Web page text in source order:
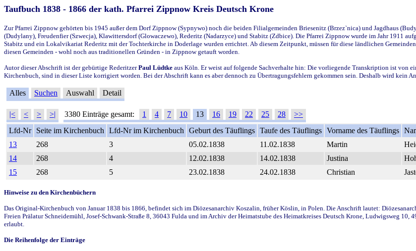
Taufbuch 1838 - 1866 der kath. Pfarrei Zippnow Kreis Deutsch Krone
Zur Pfarrei Zippnow gehörten bis 1945 außer dem Dorf Zippnow (Sypnywo) noch die beiden Filialgemeinden Briesenitz (Brzez`nica) und Jagdhaus
(Dudylany), Freudenfier (Szwecja), Klawittersdorf (Glowaczewo), Rederitz (Nadarzyce) und Stabitz (Zdbice). Die Pfarrei Zippnow wurde im Jahr 1911
Stabitz und ein Lokalvikariat Rederitz mit der Tochterkirche in Doderlage wurden errichtet. Ab diesem Zeitpunkt, müssen für diese ländlichen
diesen Gemeinden - wohl noch aus traditionellen Gründen - in Zippnow getauft worden.
Autor dieser Abschrift ist der gebürtige RederitzerPaul Lüdtke aus Köln. Er weist auf folgende Sachverhalte hin: Die vorliegende Transkription ist von
Kirchenbuch, sind in dieser Liste korrigiert worden. Bei der Abschrift kann es aber dennoch zu Übertragungsfehlern gekommen sein. Deshalb wird kein
Alles Suchen Auswahl Detail
|< < > >| 3380 Einträge gesamt: 1 4 7 10 13 16 19 22 25 28
>>
Lfd-Nr
Seite im Kirchenbuch Lfd-Nr im Kirchenbuch Geburt des Täuflings Taufe des Täuflings Vorname des Täuflings
13
268 3 05.02.1838 11.02.1838 Martin
14
268 4 12.02.1838 14.02.1838 Justina
15
268 5 23.02.1838 24.02.1838 Christian
Hinweise zu den Kirchenbüchern
Das Original-Kirchenbuch von Januar 1838 bis 1866, befindet sich im Diözesanarchiv Koszalin, früher Köslin, in Polen. Die Anschrift lautet:
Freien Prälatur Schneidemühl, Josef-Schwank-Straße 8, 36043 Fulda und im Archiv der Heimatstube des Heimatkreises Deutsch Krone, Ludwigsweg
erlaubt.
Die Reihenfolge der Einträge